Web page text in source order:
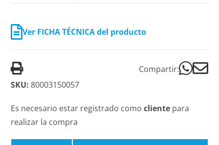
Ver FICHA TÉCNICA del producto
Compartir:
SKU: 80003150057
Es necesario estar registrado comocliente para
realizar la compra